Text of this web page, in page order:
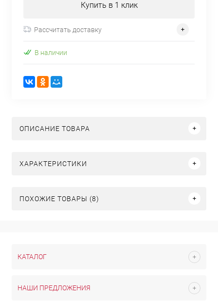
Купить в 1 клик
Рассчитать доставку
В наличии
ОПИСАНИЕ ТОВАРА
ХАРАКТЕРИСТИКИ
ПОХОЖИЕ ТОВАРЫ (8)
КАТАЛОГ
НАШИ ПРЕДЛОЖЕНИЯ